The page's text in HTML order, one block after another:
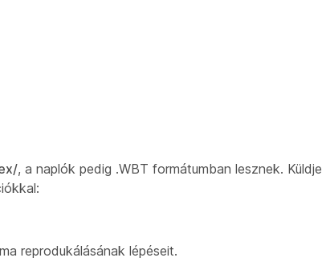
, a naplók pedig .WBT formátumban lesznek. Küldje
reprodukálásának lépéseit.